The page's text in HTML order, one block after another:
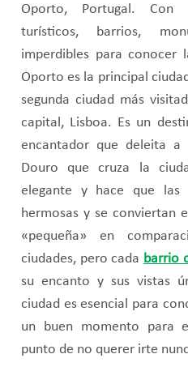
Oporto, Portugal. Con
turísticos, barrios,
imperdibles para conocer
Oporto es la principal
segunda ciudad más
capital, Lisboa. Es un
encantador que deleita
Douro que cruza la
elegante y hace que
hermosas y se conviertan
«pequeña» en
ciudades, pero cada barrio
su encanto y sus vistas
ciudad es esencial para
un buen momento para
punto de no querer irte